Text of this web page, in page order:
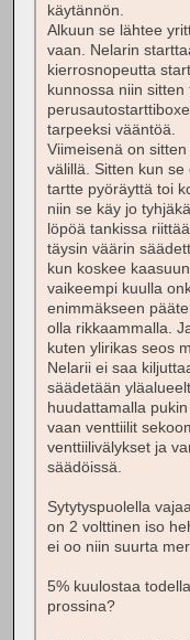
käytännön.
Alkuun se lähtee
vaan. Nelarin
kierrosnopeutta
kunnossa niin
tarpeeksi vääntöä.
Viimeisenä on
välillä. Sitten kun
tartte pyöräyttä toi
niin se käy jo
löpöä tankissa
täysin väärin
kun koskee
vaikeempi kuulla
enimmäkseen
olla rikkaammalla.
kuten ylirikas seos
Nelarii ei saa
säädetään
huudattamalla
vaan venttiilit
venttiilivälykset ja
säädöissä.
Sytytyspuolella
on 2 volttinen iso
ei oo niin suurta
5% kuulostaa
prossina?